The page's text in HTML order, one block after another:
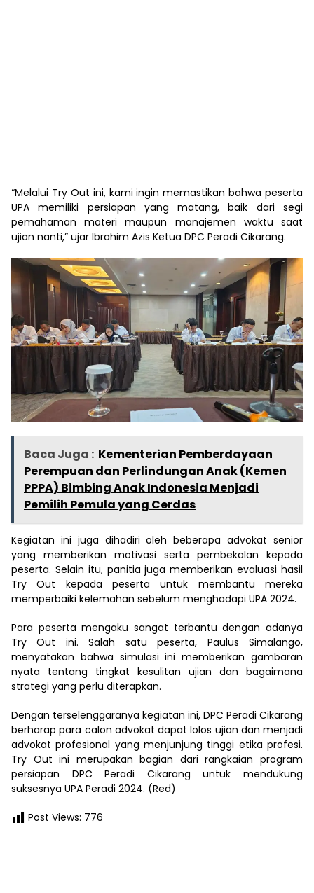
“Melalui Try Out ini, kami ingin memastikan bahwa peserta
UPA memiliki persiapan yang matang, baik dari segi
pemahaman materi maupun manajemen waktu saat
ujian nanti,” ujar Ibrahim Azis Ketua DPC Peradi Cikarang.
Baca Juga : Kementerian Pemberdayaan
Perempuan dan Perlindungan Anak (Kemen
PPPA) Bimbing Anak Indonesia Menjadi
Pemilih Pemula yang Cerdas
Kegiatan ini juga dihadiri oleh beberapa advokat senior
yang memberikan motivasi serta pembekalan kepada
peserta. Selain itu, panitia juga memberikan evaluasi hasil
Try Out kepada peserta untuk membantu mereka
memperbaiki kelemahan sebelum menghadapi UPA 2024.
Para peserta mengaku sangat terbantu dengan adanya
Try Out ini. Salah satu peserta, Paulus Simalango,
menyatakan bahwa simulasi ini memberikan gambaran
nyata tentang tingkat kesulitan ujian dan bagaimana
strategi yang perlu diterapkan.
Dengan terselenggaranya kegiatan ini, DPC Peradi Cikarang
berharap para calon advokat dapat lolos ujian dan menjadi
advokat profesional yang menjunjung tinggi etika profesi.
Try Out ini merupakan bagian dari rangkaian program
persiapan DPC Peradi Cikarang untuk mendukung
suksesnya UPA Peradi 2024. (Red)
Post Views: 776